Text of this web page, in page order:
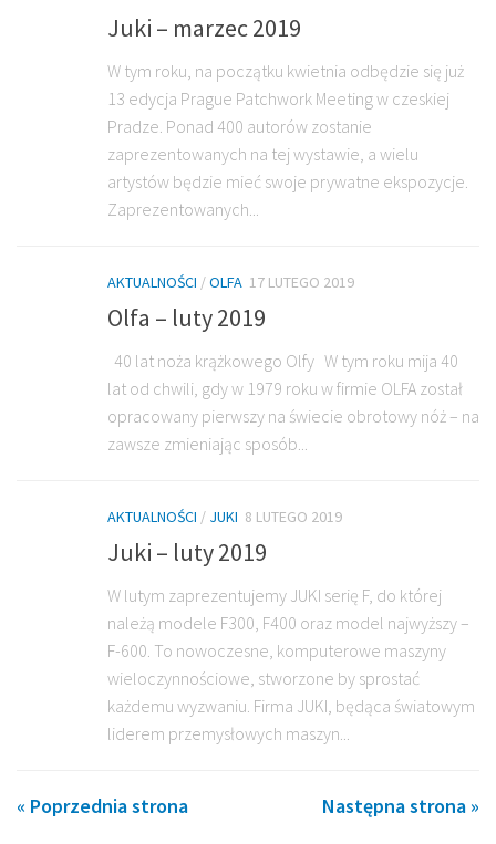
Juki – marzec 2019
W tym roku, na początku kwietnia odbędzie się już
13 edycja Prague Patchwork Meeting w czeskiej
Pradze. Ponad 400 autorów zostanie
zaprezentowanych na tej wystawie, a wielu
artystów będzie mieć swoje prywatne ekspozycje.
Zaprezentowanych...
AKTUALNOŚCI /OLFA 17 LUTEGO 2019
Olfa – luty 2019
40 lat noża krążkowego Olfy W tym roku mija 40
lat od chwili, gdy w 1979 roku w firmie OLFA został
opracowany pierwszy na świecie obrotowy nóż – na
zawsze zmieniając sposób...
AKTUALNOŚCI / JUKI 8 LUTEGO 2019
Juki – luty 2019
W lutym zaprezentujemy JUKI serię F, do której
należą modele F300, F400 oraz model najwyższy –
F-600. To nowoczesne, komputerowe maszyny
wieloczynnościowe, stworzone by sprostać
każdemu wyzwaniu. Firma JUKI, będąca światowym
liderem przemysłowych maszyn...
« Poprzednia strona Następna strona »